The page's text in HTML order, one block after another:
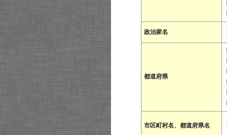
政治家名
都道府県
市区町村名、都道府県名